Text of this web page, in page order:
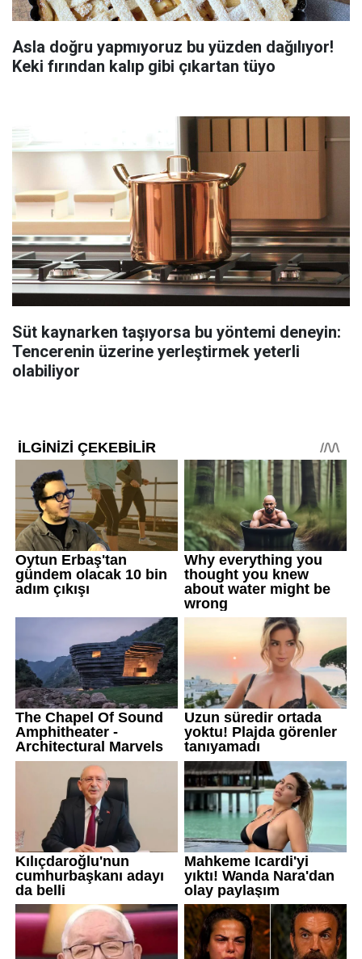
Asla doğru yapmıyoruz bu yüzden dağılıyor!
Keki fırından kalıp gibi çıkartan tüyo
Süt kaynarken taşıyorsa bu yöntemi deneyin:
Tencerenin üzerine yerleştirmek yeterli
olabiliyor